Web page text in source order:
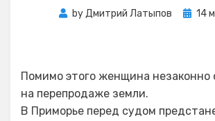
byДмитрий Латыпов
Posted
14
Помимо этого женщина незаконно
на перепродаже земли.
В Приморье перед судом